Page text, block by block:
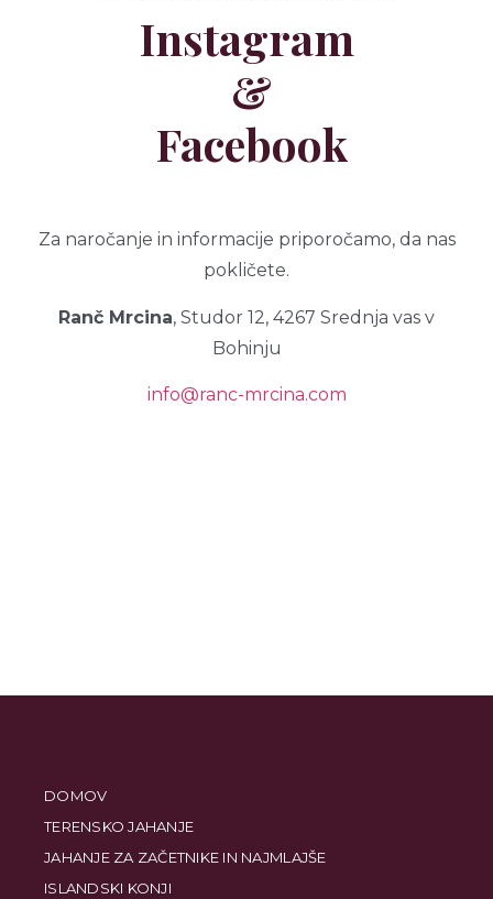
Instagram
&
Facebook
Za naročanje in informacije priporočamo, da nas
pokličete.
Ranč Mrcina, Studor 12, 4267 Srednja vas v
Bohinju
info@ranc-mrcina.com
DOMOV
TERENSKO JAHANJE
JAHANJE ZA ZAČETNIKE IN NAJMLAJŠE
ISLANDSKI KONJI